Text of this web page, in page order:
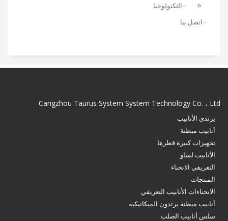
التكنولوجيا
اتصل بنا
Cangzhou Taurus System System Technology Co. ، Ltd
يرتدي الأنابيب
أنابيب مبطنة
تجهيزات كبيرة قطرها
الأنابيب لساو
التعريفي الانحناء
المنتجات
الانحناءات الأنابيب التعريفي
أنابيب مبطنة يرتدون الميكانيكية
سلس أنابيب الصلب